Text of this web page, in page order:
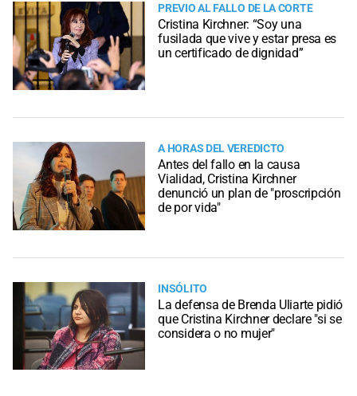
PREVIO AL FALLO DE LA CORTE
Cristina Kirchner: “Soy una
fusilada que vive y estar presa es
un certificado de dignidad”
A HORAS DEL VEREDICTO
Antes del fallo en la causa
Vialidad, Cristina Kirchner
denunció un plan de "proscripción
de por vida"
INSÓLITO
La defensa de Brenda Uliarte pidió
que Cristina Kirchner declare "si se
considera o no mujer"